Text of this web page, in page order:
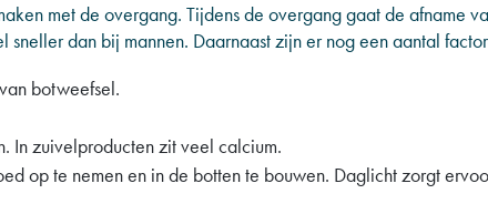
met de overgang. Tijdens de overgang gaat de afname
dan bij mannen. Daarnaast zijn er nog een aantal
botweefsel.
In zuivelproducten zit veel calcium.
op te nemen en in de botten te bouwen. Daglicht zorgt